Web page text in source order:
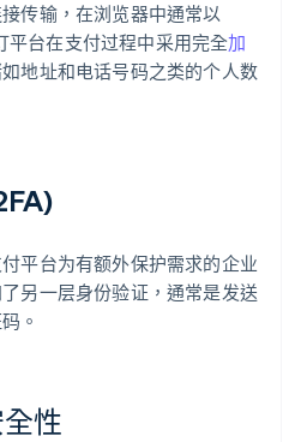
传输，在浏览器中通常以
平台在支付过程中采用完全加
地址和电话号码之类的个人数
平台为有额外保护需求的企业
另一层身份验证，通常是发送
。
性